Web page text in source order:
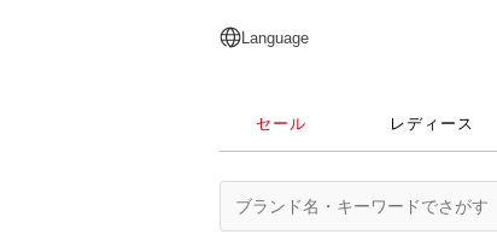
日本語
English
简体中文
繁體中文
Language
セール レディース